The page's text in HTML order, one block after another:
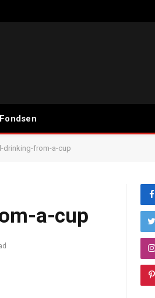
drinking-from-a-cup
a-cup